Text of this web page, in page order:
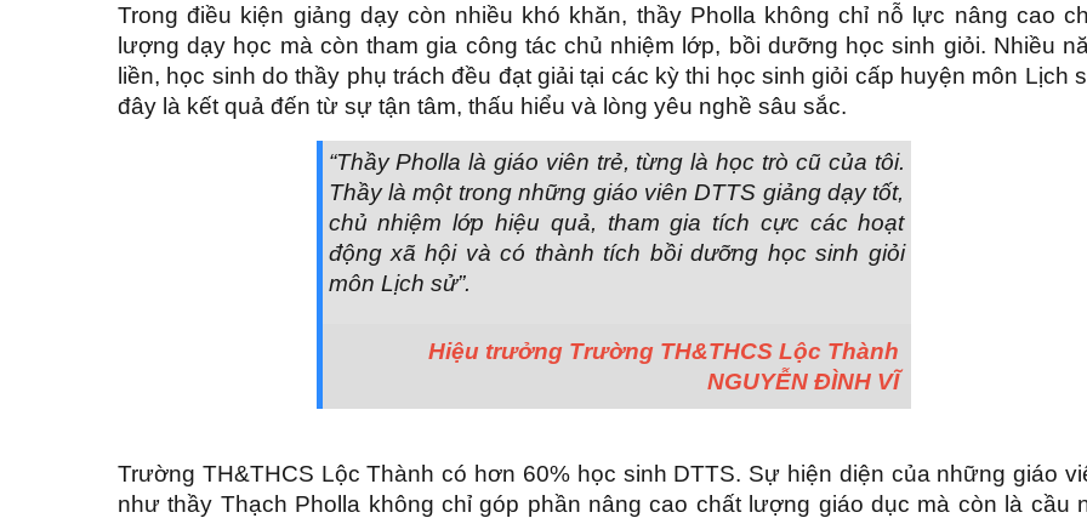
Trong điều kiện giảng dạy còn nhiều khó khăn, thầy Pholla không chỉ nỗ lực nâng cao
lượng dạy học mà còn tham gia công tác chủ nhiệm lớp, bồi dưỡng học sinh giỏi. Nhiều
liền, học sinh do thầy phụ trách đều đạt giải tại các kỳ thi học sinh giỏi cấp huyện môn Lịch
đây là kết quả đến từ sự tận tâm, thấu hiểu và lòng yêu nghề sâu sắc.
“Thầy Pholla là giáo viên trẻ, từng là học trò cũ của tôi.
Thầy là một trong những giáo viên DTTS giảng dạy tốt,
chủ nhiệm lớp hiệu quả, tham gia tích cực các hoạt
động xã hội và có thành tích bồi dưỡng học sinh giỏi
môn Lịch sử”.
Hiệu trưởng Trường TH&THCS Lộc Thành
NGUYỄN ĐÌNH VĨ
Trường TH&THCS Lộc Thành có hơn 60% học sinh DTTS. Sự hiện diện của những giáo
như thầy Thạch Pholla không chỉ góp phần nâng cao chất lượng giáo dục mà còn là cầu